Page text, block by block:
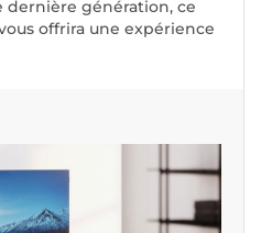
dernière génération, ce
offrira une expérience